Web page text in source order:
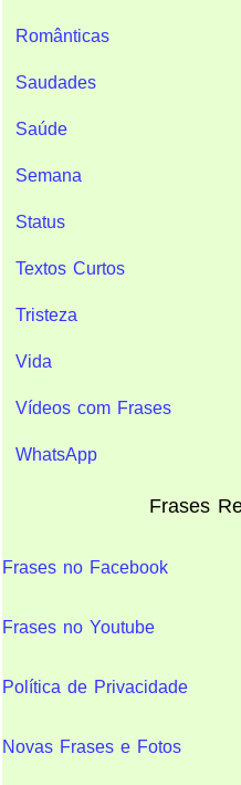
Românticas
Saudades
Saúde
Semana
Status
Textos Curtos
Tristeza
Vida
Vídeos com Frases
WhatsApp
Frases
Frases no Facebook
Frases no Youtube
Política de Privacidade
Novas Frases e Fotos